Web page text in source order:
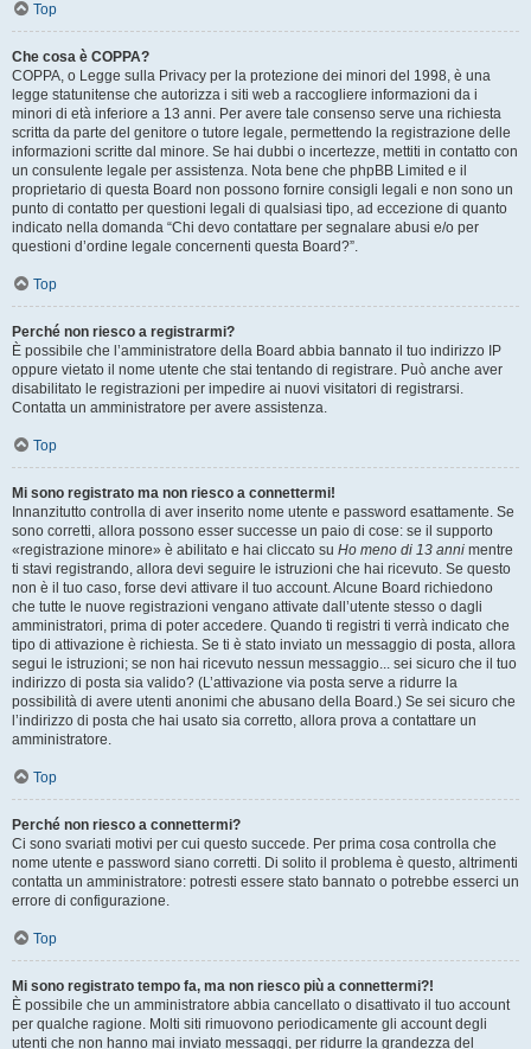
Top
Che cosa è COPPA?
COPPA, o Legge sulla Privacy per la protezione dei minori del 1998, è una
legge statunitense che autorizza i siti web a raccogliere informazioni da i
minori di età inferiore a 13 anni. Per avere tale consenso serve una richiesta
scritta da parte del genitore o tutore legale, permettendo la registrazione delle
informazioni scritte dal minore. Se hai dubbi o incertezze, mettiti in contatto con
un consulente legale per assistenza. Nota bene che phpBB Limited e il
proprietario di questa Board non possono fornire consigli legali e non sono un
punto di contatto per questioni legali di qualsiasi tipo, ad eccezione di quanto
indicato nella domanda “Chi devo contattare per segnalare abusi e/o per
questioni d’ordine legale concernenti questa Board?”.
Top
Perché non riesco a registrarmi?
È possibile che l’amministratore della Board abbia bannato il tuo indirizzo IP
oppure vietato il nome utente che stai tentando di registrare. Può anche aver
disabilitato le registrazioni per impedire ai nuovi visitatori di registrarsi.
Contatta un amministratore per avere assistenza.
Top
Mi sono registrato ma non riesco a connettermi!
Innanzitutto controlla di aver inserito nome utente e password esattamente. Se
sono corretti, allora possono esser successe un paio di cose: se il supporto
«registrazione minore» è abilitato e hai cliccato su Ho meno di 13 anni mentre
ti stavi registrando, allora devi seguire le istruzioni che hai ricevuto. Se questo
non è il tuo caso, forse devi attivare il tuo account. Alcune Board richiedono
che tutte le nuove registrazioni vengano attivate dall’utente stesso o dagli
amministratori, prima di poter accedere. Quando ti registri ti verrà indicato che
tipo di attivazione è richiesta. Se ti è stato inviato un messaggio di posta, allora
segui le istruzioni; se non hai ricevuto nessun messaggio... sei sicuro che il tuo
indirizzo di posta sia valido? (L’attivazione via posta serve a ridurre la
possibilità di avere utenti anonimi che abusano della Board.) Se sei sicuro che
l’indirizzo di posta che hai usato sia corretto, allora prova a contattare un
amministratore.
Top
Perché non riesco a connettermi?
Ci sono svariati motivi per cui questo succede. Per prima cosa controlla che
nome utente e password siano corretti. Di solito il problema è questo, altrimenti
contatta un amministratore: potresti essere stato bannato o potrebbe esserci un
errore di configurazione.
Top
Mi sono registrato tempo fa, ma non riesco più a connettermi?!
È possibile che un amministratore abbia cancellato o disattivato il tuo account
per qualche ragione. Molti siti rimuovono periodicamente gli account degli
utenti che non hanno mai inviato messaggi, per ridurre la grandezza del